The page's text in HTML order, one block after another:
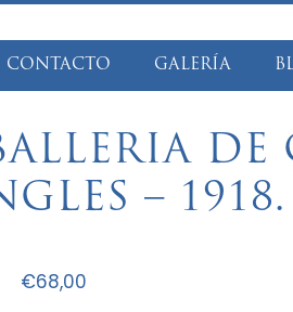
CONTACTO GALERÍA
DE
– 1918.
€68,00